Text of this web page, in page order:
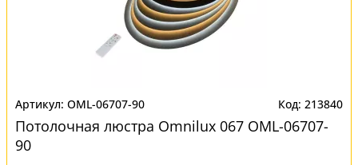
OML-06707-90 213840
Потолочная люстра Omnilux 067 OML-06707-
90